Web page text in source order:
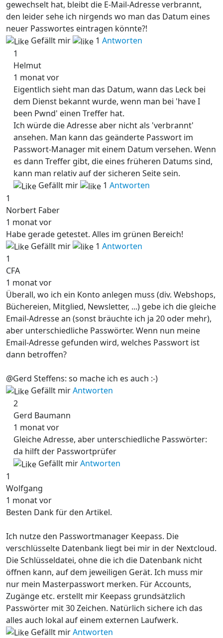
gewechselt hat, bleibt die E-Mail-Adresse verbrannt,
den leider sehe ich nirgends wo man das Datum eines
neuer Passwortes eintragen könnte?!
Gefällt mir
1 Antworten
1
Helmut
1 monat vor
Eigentlich sieht man das Datum, wann das Leck bei
dem Dienst bekannt wurde, wenn man bei 'have I
been Pwnd' einen Treffer hat.
Ich würde die Adresse aber nicht als 'verbrannt'
ansehen. Man kann das geänderte Passwort im
Passwort-Manager mit einem Datum versehen. Wenn
es dann Treffer gibt, die eines früheren Datums sind,
kann man relativ auf der sicheren Seite sein.
Gefällt mir
1 Antworten
1
Norbert Faber
1 monat vor
Habe gerade getestet. Alles im grünen Bereich!
Gefällt mir
1 Antworten
1
CFA
1 monat vor
Überall, wo ich ein Konto anlegen muss (div. Webshops,
Büchereien, Mitglied, Newsletter, ...) gebe ich die gleiche
Email-Adresse an (sonst bräuchte ich ja 20 oder mehr),
aber unterschiedliche Passwörter. Wenn nun meine
Email-Adresse gefunden wird, welches Passwort ist
dann betroffen?
@Gerd Steffens: so mache ich es auch :-)
Gefällt mirAntworten
2
Gerd Baumann
1 monat vor
Gleiche Adresse, aber unterschiedliche Passwörter:
da hilft der Passwortprüfer
Gefällt mirAntworten
1
Wolfgang
1 monat vor
Besten Dank für den Artikel.
Ich nutze den Passwortmanager Keepass. Die
verschlüsselte Datenbank liegt bei mir in der Nextcloud.
Die Schlüsseldatei, ohne die ich die Datenbank nicht
öffnen kann, auf dem jeweiligen Gerät. Ich muss mir
nur mein Masterpasswort merken. Für Accounts,
Zugänge etc. erstellt mir Keepass grundsätzlich
Passwörter mit 30 Zeichen. Natürlich sichere ich das
alles auch lokal auf einem externen Laufwerk.
Gefällt mirAntworten